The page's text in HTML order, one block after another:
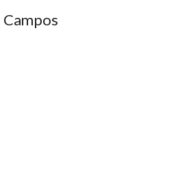
Campos